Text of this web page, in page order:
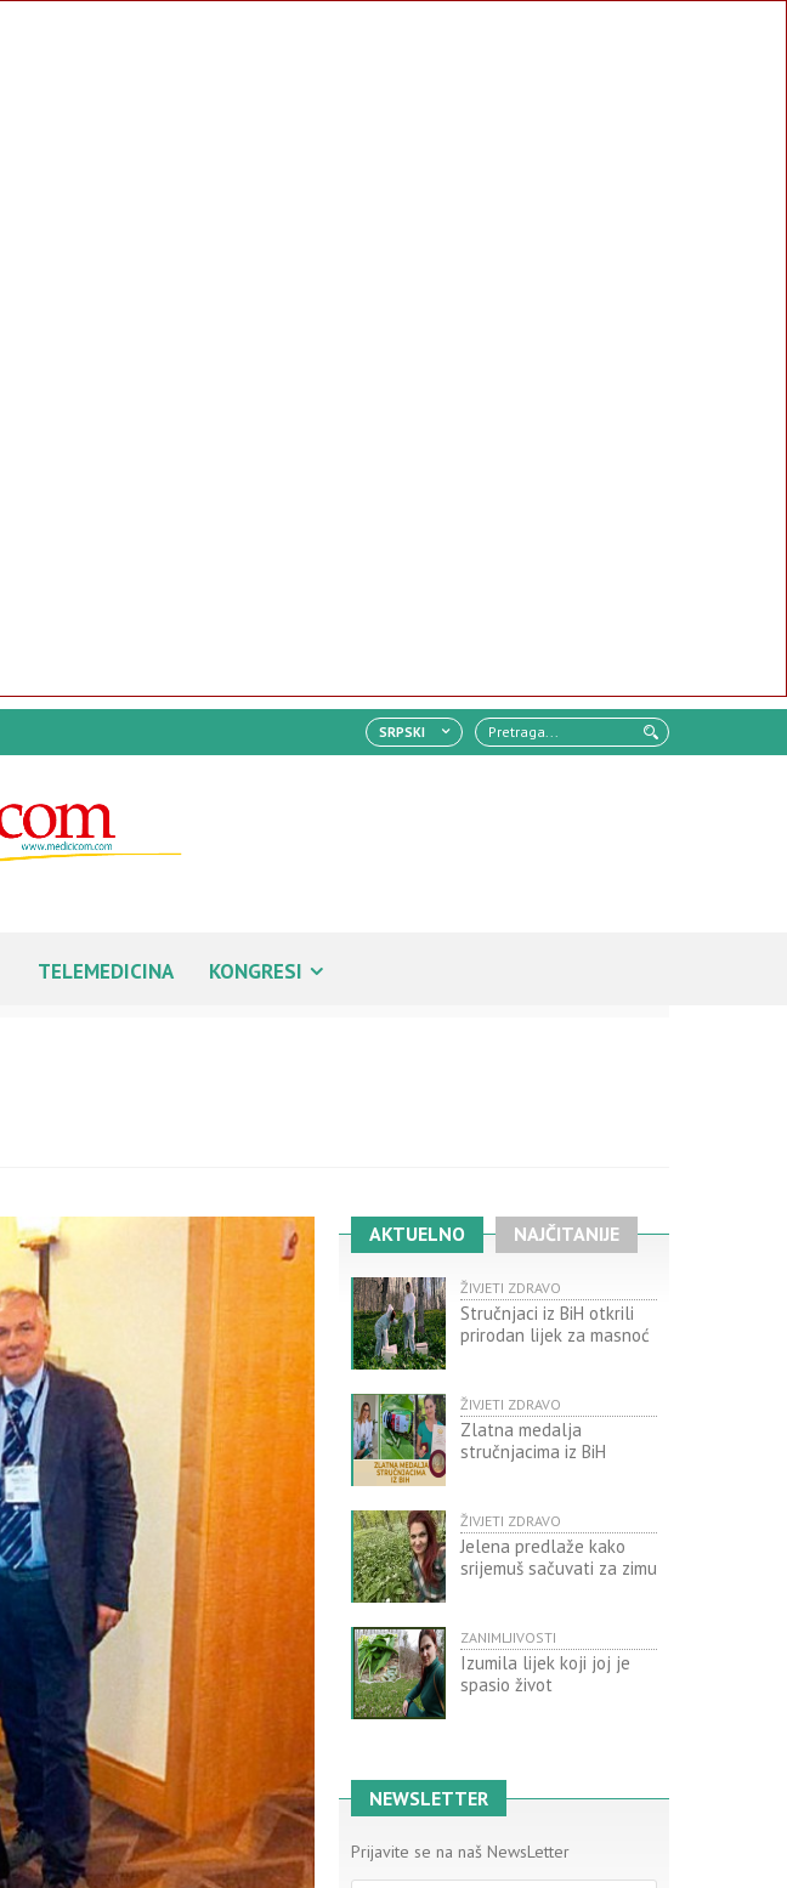
SRPSKI
TELEMEDICINA KONGRESI
AKTUELNO NAJČITANIJE
ŽIVJETI ZDRAVO
Stručnjaci iz BiH otkrili
prirodan lijek za masnoć
ŽIVJETI ZDRAVO
Zlatna medalja
stručnjacima iz BiH
ŽIVJETI ZDRAVO
Jelena predlaže kako
srijemuš sačuvati za zimu
ZANIMLJIVOSTI
Izumila lijek koji joj je
spasio život
NEWSLETTER
Prijavite se na naš NewsLetter